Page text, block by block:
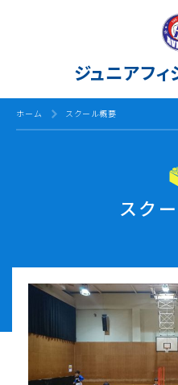
ジュニアフ
ホーム スクール概要
スク